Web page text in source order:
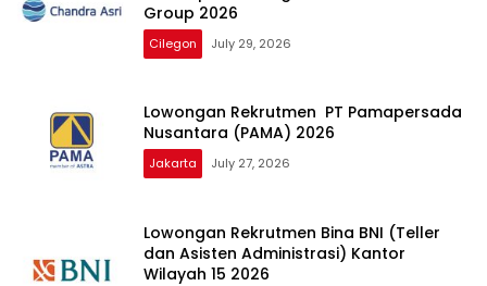
Group 2026
Cilegon July 29, 2026
Lowongan Rekrutmen PT Pamapersada
Nusantara (PAMA) 2026
Jakarta July 27, 2026
Lowongan Rekrutmen Bina BNI (Teller
dan Asisten Administrasi) Kantor
Wilayah 15 2026